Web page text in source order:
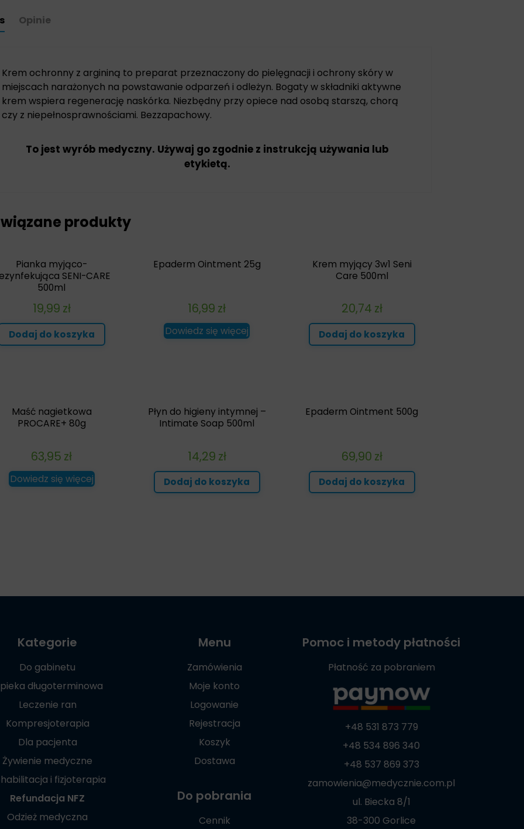
Opinie
Krem ochronny z argininą to preparat przeznaczony do pielęgnacji i ochrony skóry w
miejscach narażonych na powstawanie odparzeń i odleżyn. Bogaty w składniki aktywne
krem wspiera regenerację naskórka. Niezbędny przy opiece nad osobą starszą, chorą
czy z niepełnosprawnościami. Bezzapachowy.
To jest wyrób medyczny. Używaj go zgodnie z instrukcją używania lub
etykietą.
produkty
Pianka myjąco-
SENI-CARE
500ml
19,99 zł
Dodaj do koszyka
Epaderm Ointment 25g
16,99 zł
Dowiedz się więcej
Krem myjący 3w1 Seni
Care 500ml
20,74 zł
Dodaj do koszyka
Maść nagietkowa
PROCARE+ 80g
63,95 zł
Dowiedz się więcej
Płyn do higieny intymnej –
Intimate Soap 500ml
14,29 zł
Dodaj do koszyka
Epaderm Ointment 500g
69,90 zł
Dodaj do koszyka
Kategorie
Do gabinetu
długoterminowa
Leczenie ran
Kompresjoterapia
Dla pacjenta
Żywienie medyczne
i fizjoterapia
Refundacja NFZ
Odzież medyczna
Menu
Zamówienia
Moje konto
Logowanie
Rejestracja
Koszyk
Dostawa
Do pobrania
Cennik
Pomoc i metody płatności
Płatność za pobraniem
+48 531 873 779
+48 534 896 340
+48 537 869 373
zamowienia@medycznie.com.pl
ul. Biecka 8/1
38-300 Gorlice